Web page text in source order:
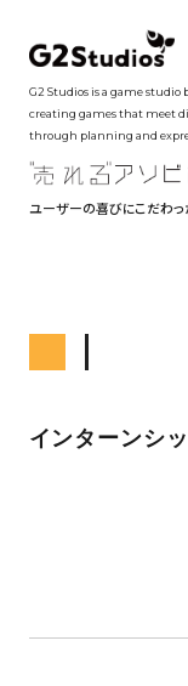
G2 Studios is a game studio
creating games that meet
through planning and
ユーザーの喜びにこだわっ
インターンシ